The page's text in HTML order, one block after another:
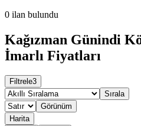
0 ilan bulundu
Kağızman Günindi
İmarlı Fiyatları
Filtrele3
Sırala
Görünüm
Harita